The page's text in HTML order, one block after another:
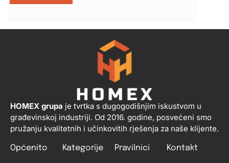
HOMEX grupa je tvrtka s dugogodišnjim iskustvom u
građevinskoj industriji. Od 2016. godine, posvećeni smo
pružanju kvalitetnih i učinkovitih rješenja za naše klijente.
Općenito Kategorije Pravilnici Kontakt